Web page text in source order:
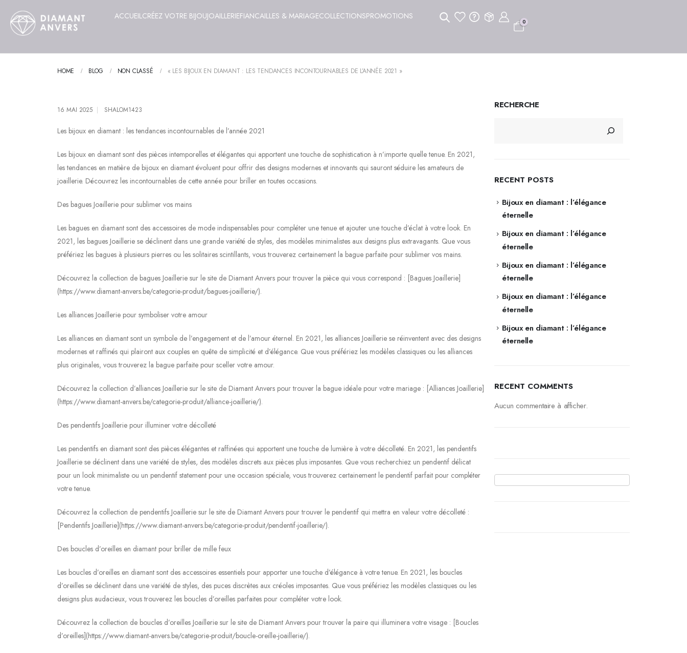
ACCUEILCRÉEZ VOTRE BIJOUJOAILLERIEFIANCAILLES & MARIAGECOLLECTIONSPROMOTIONS
0
HOME BLOG NON CLASSÉ « LES BIJOUX EN DIAMANT : LES TENDANCES INCONTOURNABLES DE L’ANNÉE 2021 »
16 MAI 2025 SHALOM1423
Les bijoux en diamant : les tendances incontournables de l’année 2021
Les bijoux en diamant sont des pièces intemporelles et élégantes qui apportent une touche de sophistication à n’importe quelle tenue. En 2021,
les tendances en matière de bijoux en diamant évoluent pour offrir des designs modernes et innovants qui sauront séduire les amateurs de
joaillerie. Découvrez les incontournables de cette année pour briller en toutes occasions.
Des bagues Joaillerie pour sublimer vos mains
Les bagues en diamant sont des accessoires de mode indispensables pour compléter une tenue et ajouter une touche d’éclat à votre look. En
2021, les bagues Joaillerie se déclinent dans une grande variété de styles, des modèles minimalistes aux designs plus extravagants. Que vous
préfériez les bagues à plusieurs pierres ou les solitaires scintillants, vous trouverez certainement la bague parfaite pour sublimer vos mains.
Découvrez la collection de bagues Joaillerie sur le site de Diamant Anvers pour trouver la pièce qui vous correspond : [Bagues Joaillerie]
(https://www.diamant-anvers.be/categorie-produit/bagues-joaillerie/).
Les alliances Joaillerie pour symboliser votre amour
Les alliances en diamant sont un symbole de l’engagement et de l’amour éternel. En 2021, les alliances Joaillerie se réinventent avec des designs
modernes et raffinés qui plairont aux couples en quête de simplicité et d’élégance. Que vous préfériez les modèles classiques ou les alliances
plus originales, vous trouverez la bague parfaite pour sceller votre amour.
Découvrez la collection d’alliances Joaillerie sur le site de Diamant Anvers pour trouver la bague idéale pour votre mariage : [Alliances Joaillerie]
(https://www.diamant-anvers.be/categorie-produit/alliance-joaillerie/).
Des pendentifs Joaillerie pour illuminer votre décolleté
Les pendentifs en diamant sont des pièces élégantes et raffinées qui apportent une touche de lumière à votre décolleté. En 2021, les pendentifs
Joaillerie se déclinent dans une variété de styles, des modèles discrets aux pièces plus imposantes. Que vous recherchiez un pendentif délicat
pour un look minimaliste ou un pendentif statement pour une occasion spéciale, vous trouverez certainement le pendentif parfait pour compléter
votre tenue.
Découvrez la collection de pendentifs Joaillerie sur le site de Diamant Anvers pour trouver le pendentif qui mettra en valeur votre décolleté :
[Pendentifs Joaillerie](https://www.diamant-anvers.be/categorie-produit/pendentif-joaillerie/).
Des boucles d’oreilles en diamant pour briller de mille feux
Les boucles d’oreilles en diamant sont des accessoires essentiels pour apporter une touche d’élégance à votre tenue. En 2021, les boucles
d’oreilles se déclinent dans une variété de styles, des puces discrètes aux créoles imposantes. Que vous préfériez les modèles classiques ou les
designs plus audacieux, vous trouverez les boucles d’oreilles parfaites pour compléter votre look.
Découvrez la collection de boucles d’oreilles Joaillerie sur le site de Diamant Anvers pour trouver la paire qui illuminera votre visage : [Boucles
d’oreilles](https://www.diamant-anvers.be/categorie-produit/boucle-oreille-joaillerie/).
RECHERCHE
RECENT POSTS
Bijoux en diamant : l’élégance
éternelle
Bijoux en diamant : l’élégance
éternelle
Bijoux en diamant : l’élégance
éternelle
Bijoux en diamant : l’élégance
éternelle
Bijoux en diamant : l’élégance
éternelle
RECENT COMMENTS
Aucun commentaire à afficher.